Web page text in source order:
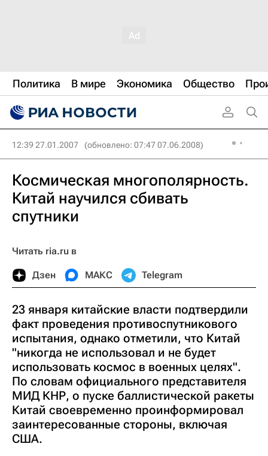
Политика В мире Экономика Общество
12:39 27.01.2007 (обновлено: 07:47 07.06.2008)
Космическая многополярность.
Китай научился сбивать
спутники
Читать ria.ru в
Дзен МАКС Telegram
23 января китайские власти подтвердили
факт проведения противоспутникового
испытания, однако отметили, что Китай
"никогда не использовал и не будет
использовать космос в военных целях".
По словам официального представителя
МИД КНР, о пуске баллистической ракеты
Китай своевременно проинформировал
заинтересованные стороны, включая
США.